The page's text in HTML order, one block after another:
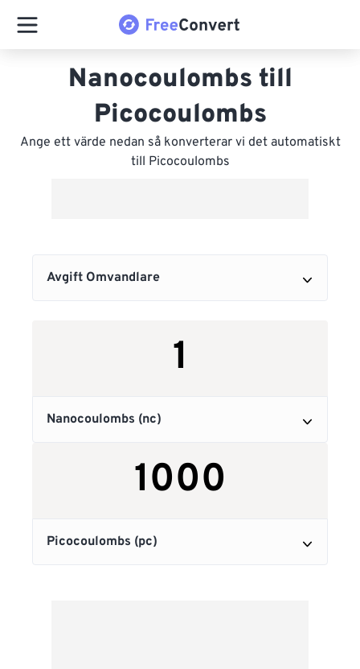
Nanocoulombs till
Picocoulombs
Ange ett värde nedan så konverterar vi det automatiskt
till Picocoulombs